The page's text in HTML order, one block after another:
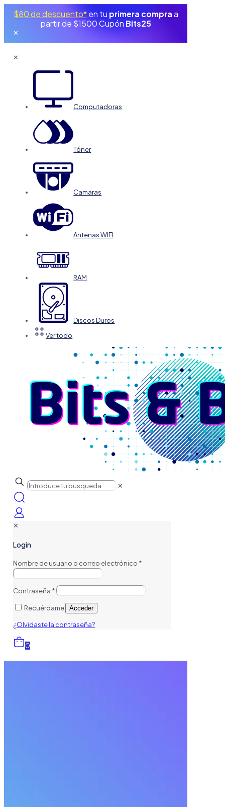
$80 de descuento*en tu primera compra a
partir de $1500 Cupón Bits25
✕
✕
Computadoras
Tóner
Camaras
Antenas WIFI
RAM
Discos Duros
Ver todo
✕
✕
Login
Nombre de usuario o correo electrónico *
Contraseña *
Recuérdame Acceder
¿Olvidaste la contraseña?
0